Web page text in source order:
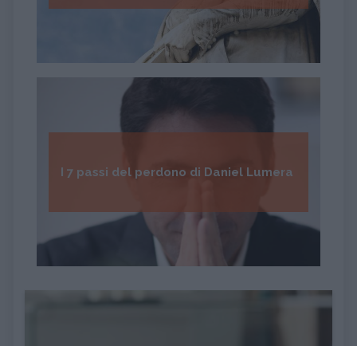
I 7 passi del perdono di Daniel Lumera